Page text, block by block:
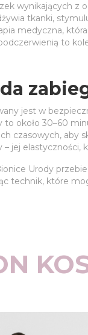
wynikających z
tkanki,
medyczna,
to
jest w
to około 30–60
czasowych, aby
– jej elastyczności,
Urody
technik, które